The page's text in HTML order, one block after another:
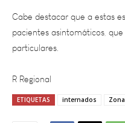
pacientes asintomáticos, que
particulares.
R Regional
ETIQUETAS internados